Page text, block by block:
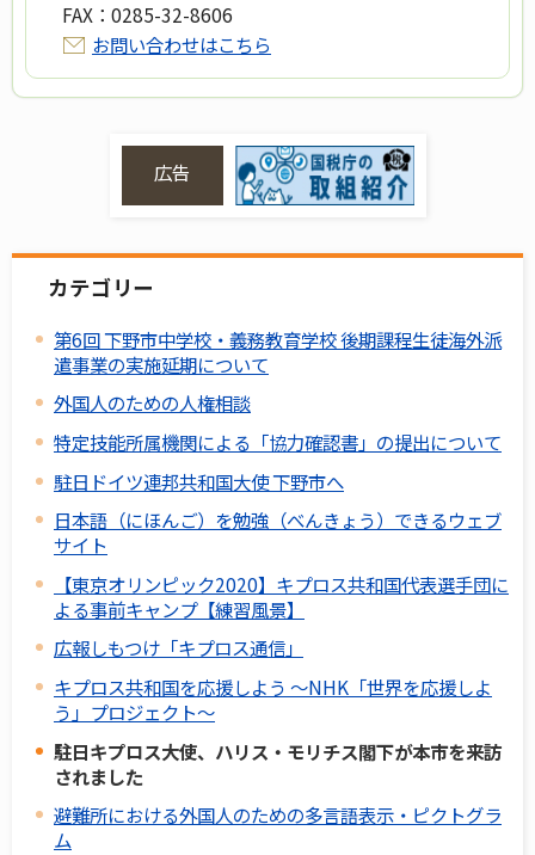
FAX： 0285-32-8606
お問い合わせはこちら
広告
カテゴリー
第6回 下野市中学校・義務教育学校 後期課程生徒海外派
遣事業の実施延期について
外国人のための人権相談
特定技能所属機関による「協力確認書」の提出について
駐日ドイツ連邦共和国大使 下野市へ
日本語（にほんご）を勉強（べんきょう）できるウェブ
サイト
【東京オリンピック2020】キプロス共和国代表選手団に
よる事前キャンプ【練習風景】
広報しもつけ「キプロス通信」
キプロス共和国を応援しよう ～NHK「世界を応援しよ
う」プロジェクト～
駐日キプロス大使、ハリス・モリチス閣下が本市を来訪
されました
避難所における外国人のための多言語表示・ピクトグラ
ム